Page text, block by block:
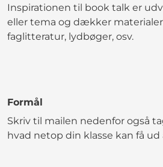
Inspirationen til book talk er
eller tema og dækker
faglitteratur, lydbøger, osv.
Formål
Skriv til mailen nedenfor også
hvad netop din klasse kan få